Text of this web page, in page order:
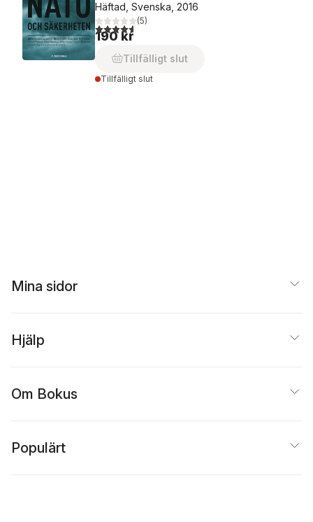
Häftad, Svenska, 2016
4,6utav 5 stjärnor. Totalt antal röster:
(5)
190 kr
Tillfälligt slut
Tillfälligt slut
Mina sidor
Hjälp
Om Bokus
Populärt